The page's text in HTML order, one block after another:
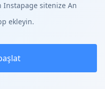
Instapage sitenize An
ekleyin.